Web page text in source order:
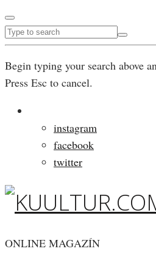
Begin typing your search above
Press Esc to cancel.
instagram
facebook
twitter
ONLINE MAGAZÍN